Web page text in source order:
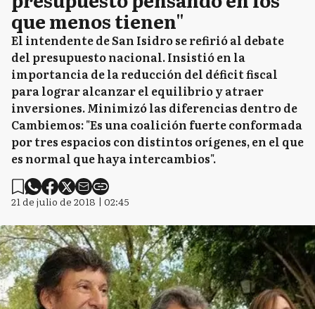
que menos tienen"
El intendente de San Isidro se refirió al debate
del presupuesto nacional. Insistió en la
importancia de la reducción del déficit fiscal
para lograr alcanzar el equilibrio y atraer
inversiones. Minimizó las diferencias dentro de
Cambiemos: "Es una coalición fuerte conformada
por tres espacios con distintos orígenes, en el que
es normal que haya intercambios".
21 de julio de 2018 | 02:45